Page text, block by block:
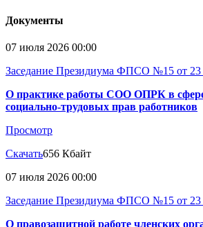
Документы
07 июля 2026 00:00
Заседание Президиума ФПСО №15 от 23
О практике работы СОО ОПРК в
социально-трудовых прав работников
Просмотр
Скачать656 Кбайт
07 июля 2026 00:00
Заседание Президиума ФПСО №15 от 23
О правозащитной работе членских